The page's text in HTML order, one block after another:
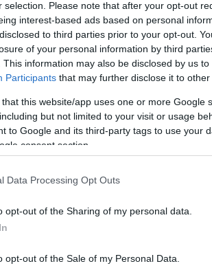
selection. Please note that after your opt-out
interest-based ads based on personal
to third parties prior to your opt-out.
of your personal information by third
This information may also be disclosed by us
Participants that may further disclose it to other
that this website/app uses one or more Google
but not limited to your visit or usage
to Google and its third-party tags to use your
consent section.
Data Processing Opt Outs
opt-out of the Sharing of my personal data.
opt-out of the Sale of my Personal Data.
του, τόσο με τις δημόσιες
που κάνει στα social
άνοιξε την καρδιά του
προσωπική ανάρτηση στα
του, αλλά και τις
αποκάλυψε ότι καθημερινά
για τον εαυτό του, την αξία